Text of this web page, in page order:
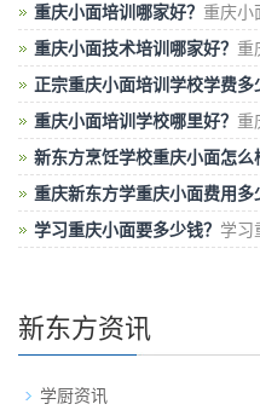
庆新东方烹饪学校学正宗的重
重庆小面培训哪家好？ 重庆小
要到正规的培训机构学习，这
重庆小面技术培训哪家好？ 重
小面技术培训机构，就不得不
正宗重庆小面培训学校学费多
多少钱 ？如果要说正宗重庆
重庆小面培训学校哪里好？ 重
的时候最好自己亲身实地考察
新东方烹饪学校重庆小面怎么
样？如果说你还在找什么“重
重庆新东方学重庆小面费用多
少?在重庆新东方学正宗的重
学习重庆小面要多少钱？ 学习
新东方资讯
学厨资讯